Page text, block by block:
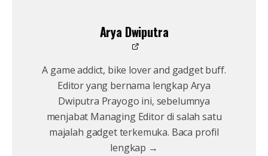
Arya Dwiputra
A game addict, bike lover and gadget buff.
Editor yang bernama lengkap Arya
Dwiputra Prayogo ini, sebelumnya
menjabat Managing Editor di salah satu
majalah gadget terkemuka. Baca profil
lengkap →